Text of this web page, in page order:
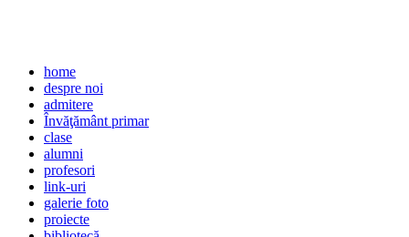
home
despre noi
admitere
Învăţământ primar
clase
alumni
profesori
link-uri
galerie foto
proiecte